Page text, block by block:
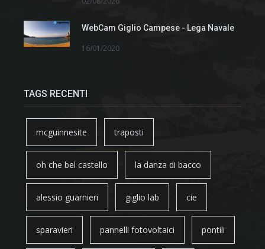
WebCam Giglio Campese - Lega Navale
16/01/2020
TAGS RECENTI
mcguinnesite traposti
oh che bel castello la danza di bacco
alessio guarnieri giglio lab cie
sparavieri pannelli fotovoltaici pontili